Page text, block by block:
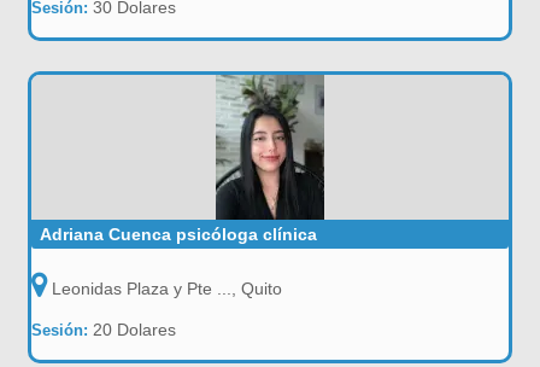
Sesión:30 Dolares
Adriana Cuenca psicóloga clínica
Leonidas Plaza y Pte ..., Quito
Sesión:20 Dolares